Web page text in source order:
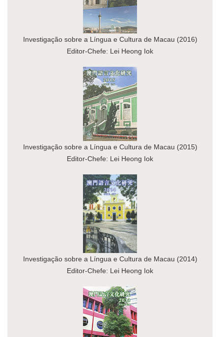
Investigação sobre a Língua e Cultura de Macau (2016)
Editor-Chefe: Lei Heong Iok
Investigação sobre a Língua e Cultura de Macau (2015)
Editor-Chefe: Lei Heong Iok
Investigação sobre a Língua e Cultura de Macau (2014)
Editor-Chefe: Lei Heong Iok